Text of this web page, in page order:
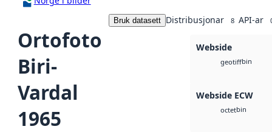
Ortofoto
Biri-
Vardal
1965
Bruk datasett Distribusjonar 8 API-ar
Webside
geotiffbin
Webside ECW
octetbin